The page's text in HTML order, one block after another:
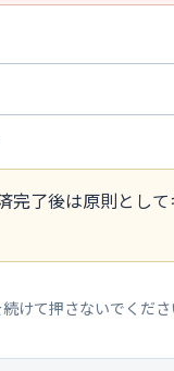
了後は原則とし
けて押さないでくださ